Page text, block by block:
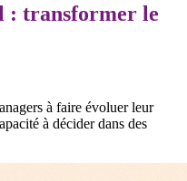
: transformer le
à faire évoluer leur
à décider dans des